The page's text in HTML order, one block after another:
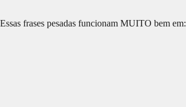
Essas frases pesadas funcionam MUITO bem em: